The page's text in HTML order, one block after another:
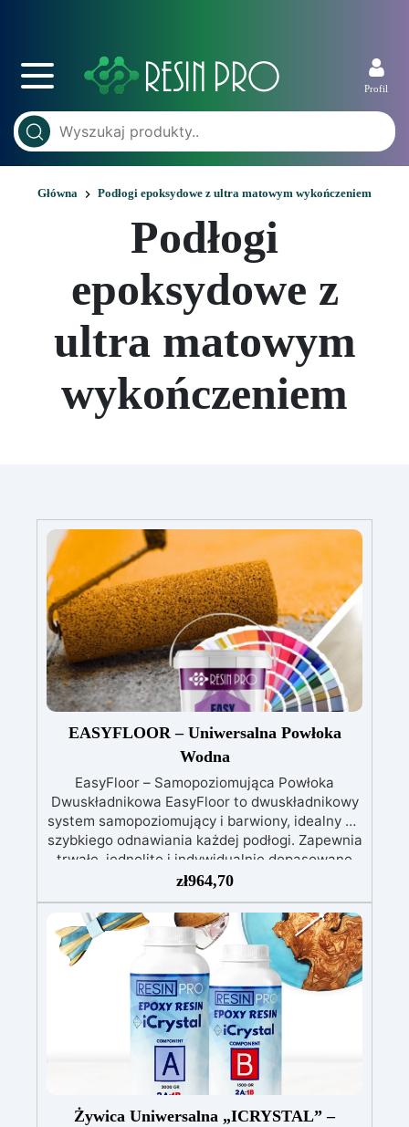
Profil
Główna Podłogi epoksydowe z ultra matowym wykończeniem
Podłogi
epoksydowe z
ultra matowym
wykończeniem
EASYFLOOR – Uniwersalna Powłoka
Wodna
EasyFloor – Samopoziomująca Powłoka
Dwuskładnikowa EasyFloor to dwuskładnikowy
system samopoziomujący i barwiony, idealny do
szybkiego odnawiania każdej podłogi. Zapewnia
trwałe, jednolite i indywidualnie dopasowane
wykończenie. Łatwa aplikacja w dwóch
etapach, przyczepność również do trudnych i
pionowych powierzchni.
Aplikacja w 2
krokach: pierwsza warstwa wałkiem jako
podkład, druga samopoziomująca bezpośrednio
na powierzchnię.
Doskonała przyczepność
także do wilgotnych, nierównych lub
uszkodzonych powierzchni.
Możliwość
pełnego barwienia – dowolny pigment według
Odporna na ścieranie i przejezdna
(z poliuretanowym wykończeniem odpornym na
Szybkie schnięcie – cały cykl
aplikacji w ciągu jednego dnia.
zł964,70
Żywica Uniwersalna „ICRYSTAL” –